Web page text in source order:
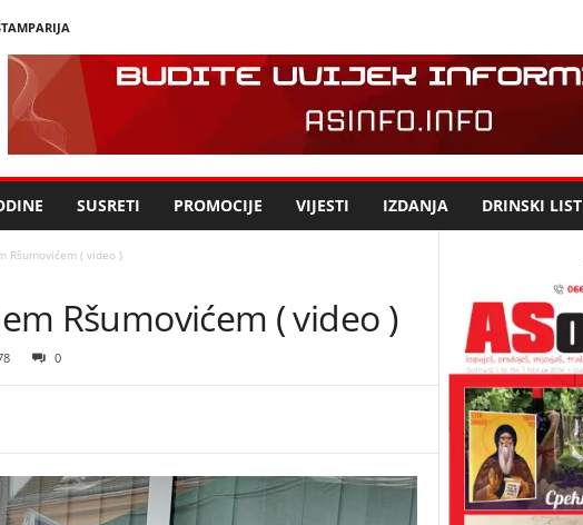
SUSRETI PROMOCIJE VIJESTI IZDANJA DRINSKI LIST
Ršumovićem ( video )
Ršumovićem ( video )
0